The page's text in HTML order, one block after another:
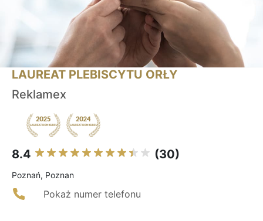
LAUREAT PLEBISCYTU ORŁY
Reklamex
8.4 (30)
Poznań, Poznan
Pokaż numer telefonu